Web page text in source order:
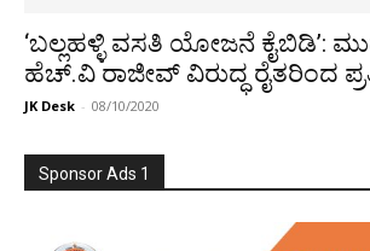
‘ಬಲ್ಲಹಳ್ಳಿ ವಸತಿ ಯೋಜನೆ ಕೈಬಿಡಿ’:
ಹೆಚ್.ವಿ ರಾಜೀವ್ ವಿರುದ್ಧ ರೈತರಿಂದ
JK Desk - 08/10/2020
Sponsor Ads 1